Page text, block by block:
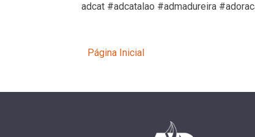
adcat #adcatalao #admadureira
Página Inicial